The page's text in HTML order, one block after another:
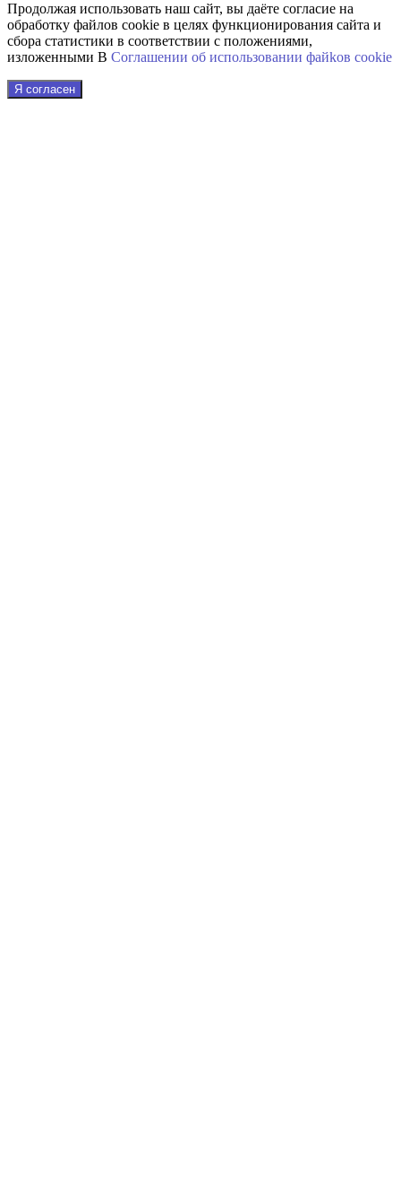
Продолжая использовать наш сайт, вы даёте согласие на
обработку файлов cookie в целях функционирования сайта и
сбора статистики в соответствии с положениями,
изложенными В Соглашении об использовании файkов cookie
Я согласен